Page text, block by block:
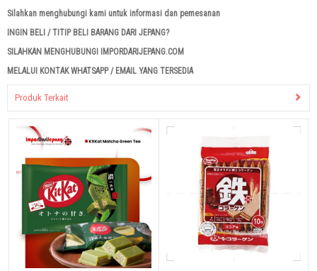
Silahkan menghubungi kami untuk informasi dan pemesanan
INGIN BELI / TITIP BELI BARANG DARI JEPANG?
SILAHKAN MENGHUBUNGI IMPORDARIJEPANG.COM
MELALUI KONTAK WHATSAPP / EMAIL YANG TERSEDIA
Produk Terkait